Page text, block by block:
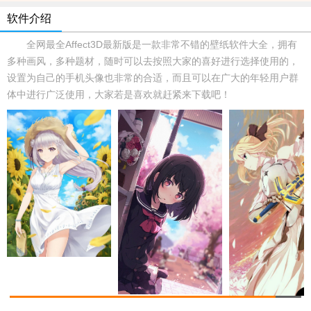
软件介绍
全网最全Affect3D最新版是一款非常不错的壁纸软件大全，拥有
多种画风，多种题材，随时可以去按照大家的喜好进行选择使用的，
设置为自己的手机头像也非常的合适，而且可以在广大的年轻用户群
体中进行广泛使用，大家若是喜欢就赶紧来下载吧！